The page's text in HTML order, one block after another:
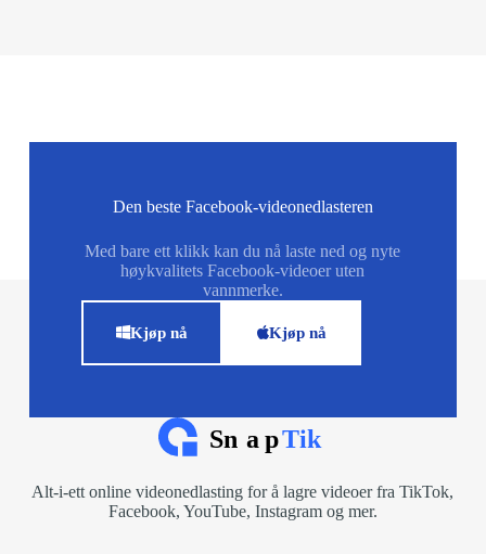
Den beste Facebook-videonedlasteren
Med bare ett klikk kan du nå laste ned og nyte
høykvalitets Facebook-videoer uten
vannmerke.
Kjøp nå Kjøp nå
Alt-i-ett online videonedlasting for å lagre videoer fra TikTok,
Facebook, YouTube, Instagram og mer.